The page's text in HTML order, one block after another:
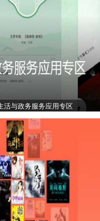
活与政务服务应用专区